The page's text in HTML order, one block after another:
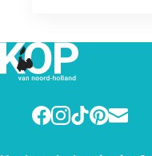
Darüber hinaus
carte aus
einer Auswahl
östlichen
berühmten
Facebook
Instagram
TikTokPinterest
E-mail